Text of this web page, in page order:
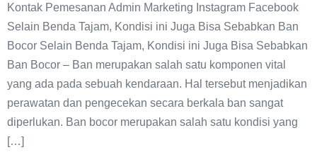
Kontak Pemesanan Admin Marketing Instagram Facebook
Selain Benda Tajam, Kondisi ini Juga Bisa Sebabkan Ban
Bocor Selain Benda Tajam, Kondisi ini Juga Bisa Sebabkan
Ban Bocor – Ban merupakan salah satu komponen vital
yang ada pada sebuah kendaraan. Hal tersebut menjadikan
perawatan dan pengecekan secara berkala ban sangat
diperlukan. Ban bocor merupakan salah satu kondisi yang
[…]